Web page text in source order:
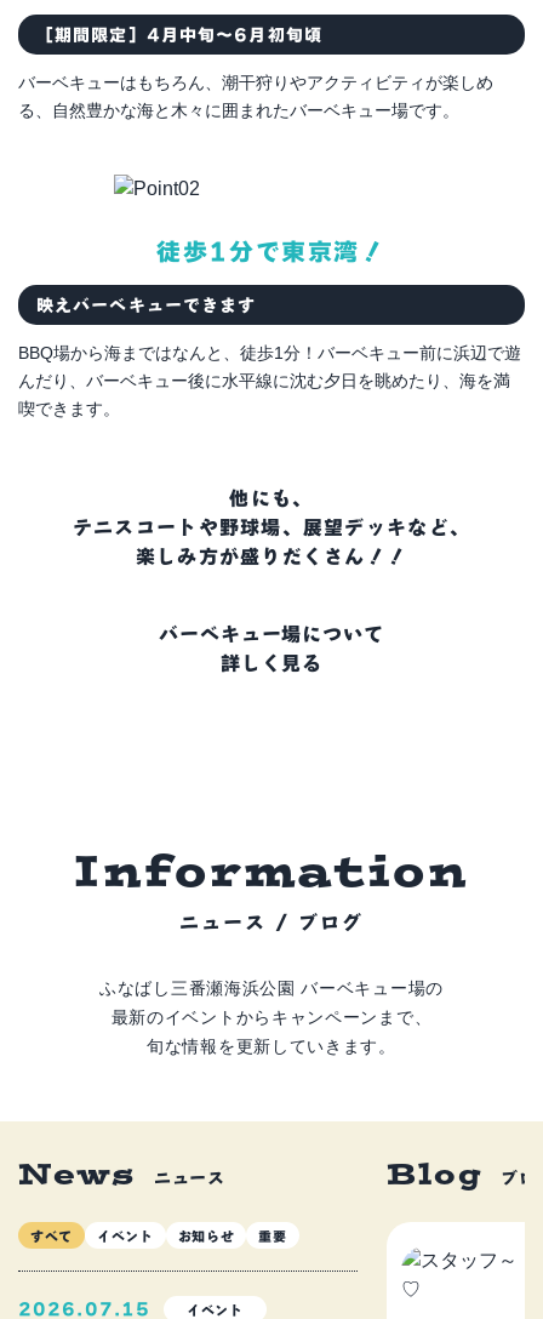
［期間限定］4月中旬～6月初旬頃
バーベキューはもちろん、潮干狩りやアクティビティが楽しめ
る、自然豊かな海と木々に囲まれたバーベキュー場です。
徒歩1分で東京湾！
映えバーベキューできます
BBQ場から海まではなんと、徒歩1分！バーベキュー前に浜辺で遊
んだり、バーベキュー後に水平線に沈む夕日を眺めたり、海を満
喫できます。
他にも、
テニスコートや野球場、展望デッキなど、
楽しみ方が盛りだくさん！！
バーベキュー場について
詳しく見る
Information
ニュース / ブログ
ふなばし三番瀬海浜公園 バーベキュー場の
最新のイベントからキャンペーンまで、
旬な情報を更新していきます。
News ニュース
すべて イベント お知らせ 重要
2026.07.15 イベント
Blog ブロ